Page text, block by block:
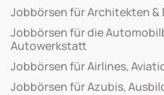
Jobbörsen für Architekten
Jobbörsen für die
Autowerkstatt
Jobbörsen für Airlines,
Jobbörsen für Azubis,